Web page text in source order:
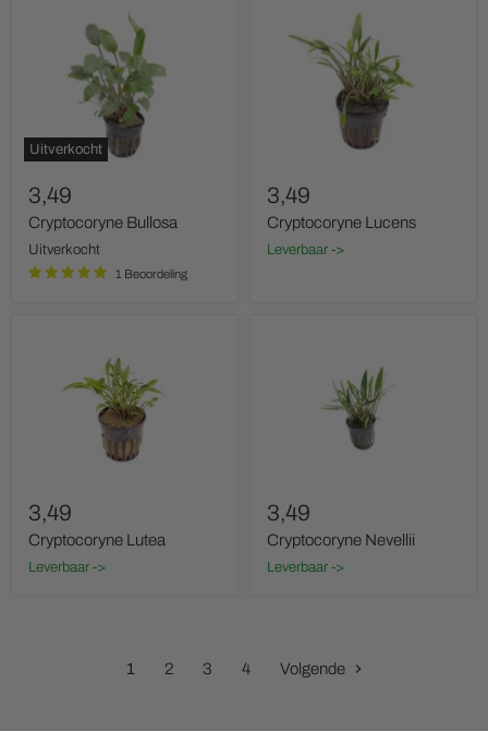
Uitverkocht
3,49
Cryptocoryne Bullosa
Uitverkocht
1 Beoordeling
Lucens
3,49
Cryptocoryne Lucens
Leverbaar ->
3,49
Cryptocoryne Lutea
Leverbaar ->
3,49
Cryptocoryne Nevellii
Leverbaar ->
1 2 3 4 Volgende